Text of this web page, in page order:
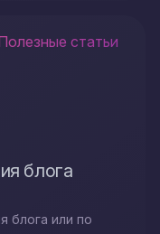
статьи
блога
блога или по